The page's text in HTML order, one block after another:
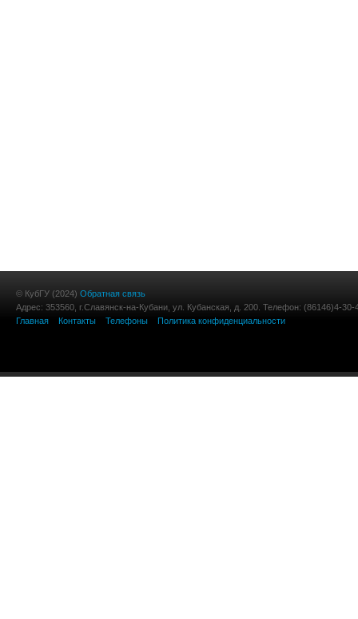
© КубГУ (2024) Обратная связь
Адрес: 353560, г.Славянск-на-Кубани, ул. Кубанская, д. 200. Телефон: (86146)4-30-
Главная
Контакты Телефоны Политика конфиденциальности